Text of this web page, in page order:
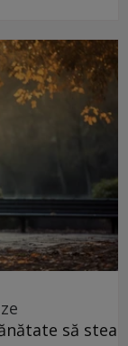
să stea